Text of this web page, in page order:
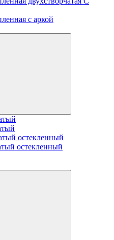
с аркой
остекленный
остекленный